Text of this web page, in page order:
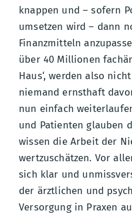
knappen und – sofern
umsetzen wird – dann
Finanzmitteln
über 40 Millionen
Haus‘, werden also
niemand ernsthaft
nun einfach
und Patienten glauben
wissen die Arbeit der
wertzuschätzen. Vor
sich klar und
der ärztlichen und
Versorgung in Praxen